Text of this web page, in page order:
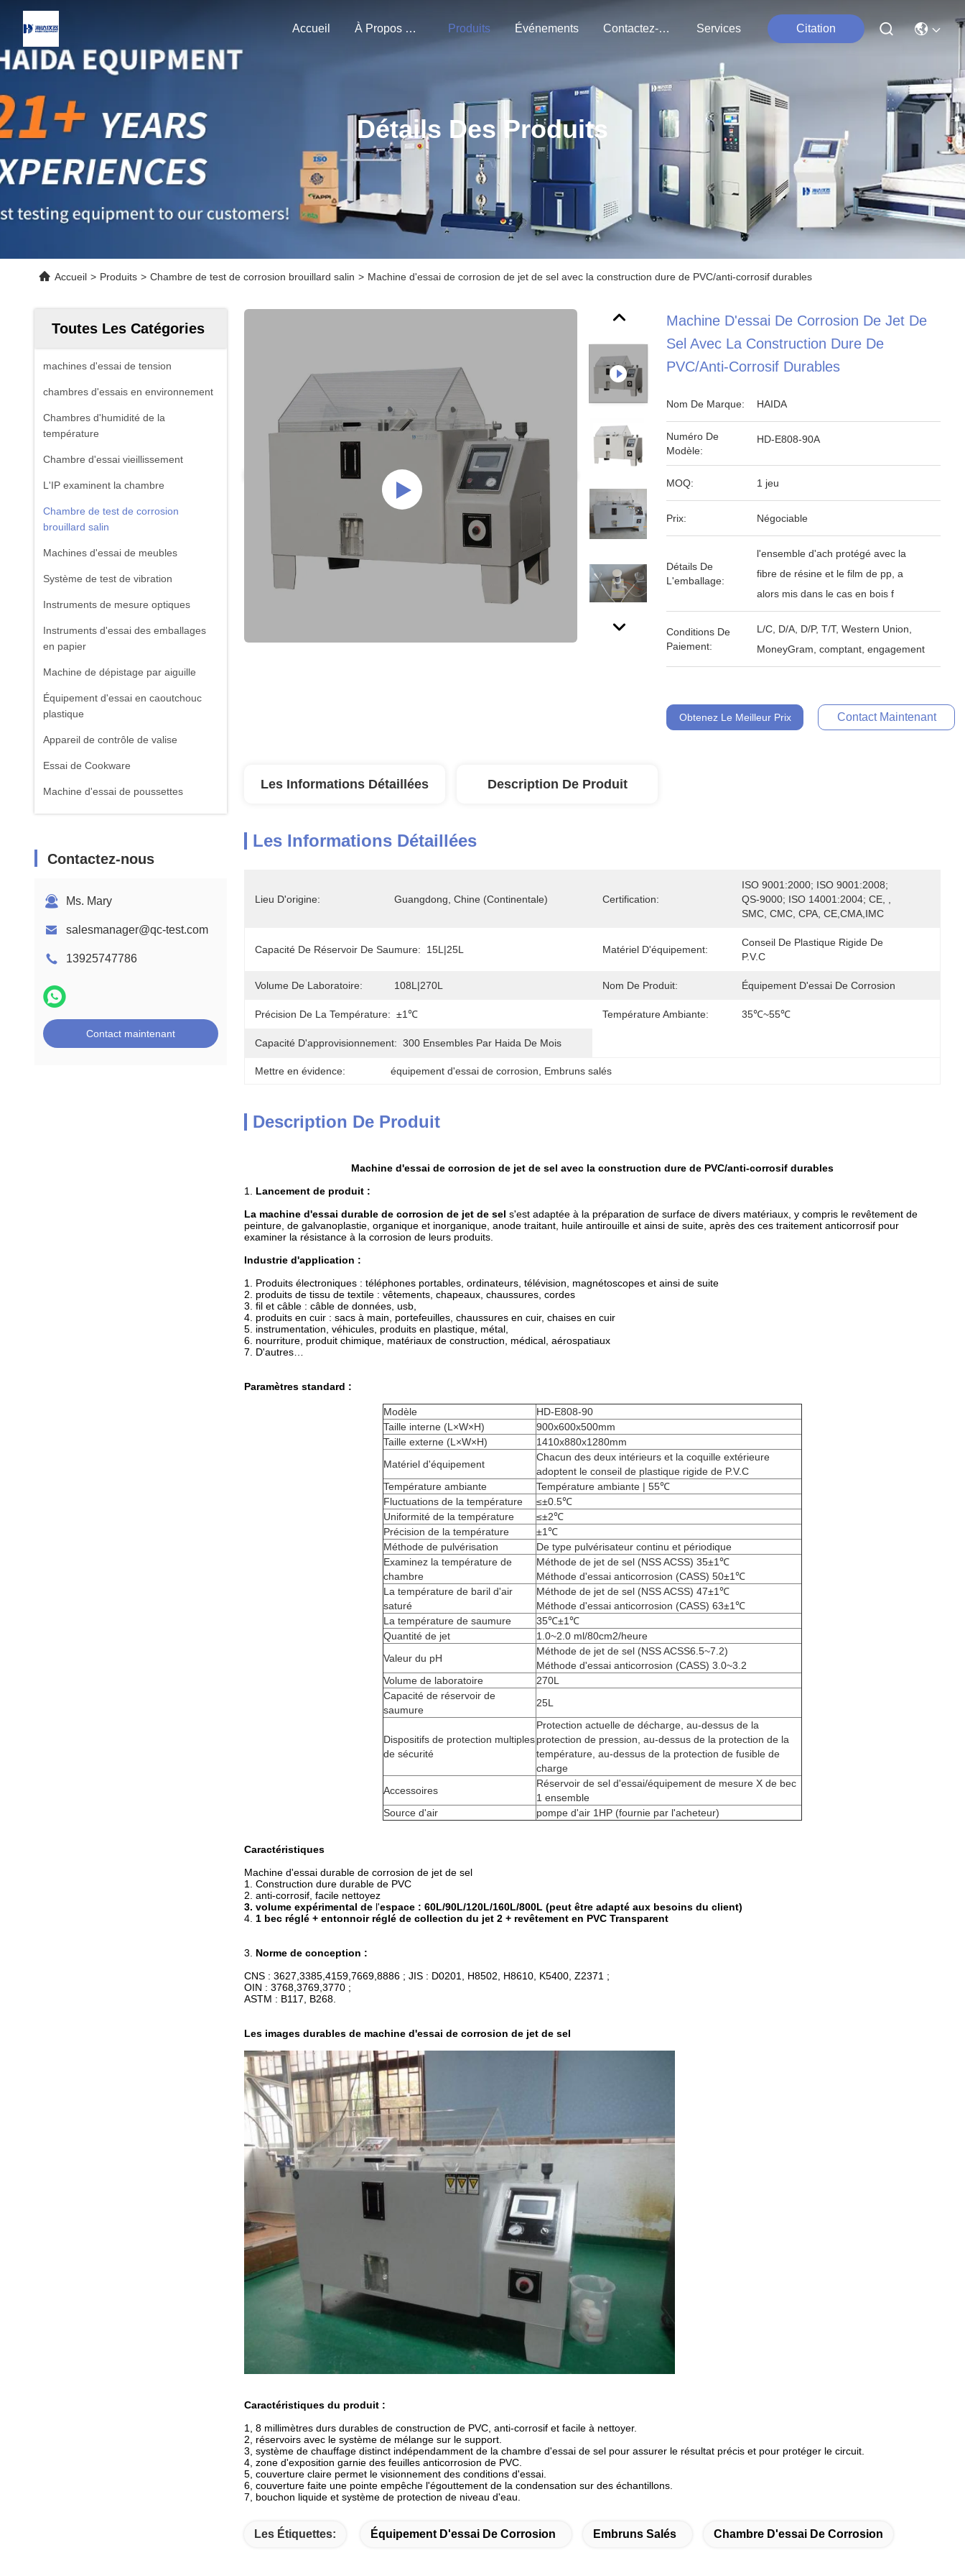
Accueil À Propos De Nous Produits Événements Contactez-Nous Services Citation
Détails Des Produits
Accueil > Produits > Chambre de test de corrosion brouillard salin > Machine d'essai de corrosion de jet de sel avec la construction dure de PVC/anti-corrosif durables
Toutes Les Catégories
machines d'essai de tension
chambres d'essais en environnement
Chambres d'humidité de la
température
Chambre d'essai vieillissement
L'IP examinent la chambre
Chambre de test de corrosion
brouillard salin
Machines d'essai de meubles
Système de test de vibration
Instruments de mesure optiques
Instruments d'essai des emballages
en papier
Machine de dépistage par aiguille
Équipement d'essai en caoutchouc
plastique
Appareil de contrôle de valise
Essai de Cookware
Machine d'essai de poussettes
équipement d'essai de textile
Machine d'analyse chimique
Contactez-nous
Ms. Mary
salesmanager@qc-test.com
13925747786
Contact maintenant
Machine D'essai De Corrosion De Jet De
Sel Avec La Construction Dure De
PVC/anti-Corrosif Durables
Nom De Marque: HAIDA
Numéro De
Modèle:
HD-E808-90A
MOQ: 1 jeu
Prix: Négociable
Détails De
L'emballage:
l'ensemble d'ach protégé avec la
fibre de résine et le film de pp, a
alors mis dans le cas en bois f
Conditions De
Paiement:
L/C, D/A, D/P, T/T, Western Union,
MoneyGram, comptant, engagement
Obtenez Le Meilleur Prix Contact Maintenant
Les Informations Détaillées Description De Produit
Les Informations Détaillées
Lieu D'origine: Guangdong, Chine (continentale) Certification:
ISO 9001:2000; ISO 9001:2008;
QS-9000; ISO 14001:2004; CE, ,
SMC, CMC, CPA, CE,CMA,IMC
Capacité De Réservoir De Saumure: 15L|25L Matériel D'équipement:
Conseil De Plastique Rigide De
P.V.C
Volume De Laboratoire: 108L|270L Nom De Produit: Équipement D'essai De Corrosion
Précision De La Température: ±1℃ Température Ambiante: 35℃~55℃
Capacité D'approvisionnement: 300 Ensembles Par Haida De Mois
Mettre en évidence: équipement d'essai de corrosion Embruns salés
Description De Produit
Machine d'essai de corrosion de jet de sel avec la construction dure de PVC/anti-corrosif durables
1. Lancement de produit :
La machine d'essai durable de corrosion de jet de sel s'est adaptée à la préparation de surface de divers matériaux, y compris le revêtement de
peinture, de galvanoplastie, organique et inorganique, anode traitant, huile antirouille et ainsi de suite, après des ces traitement anticorrosif pour
examiner la résistance à la corrosion de leurs produits.
Industrie d'application :
1. Produits électroniques : téléphones portables, ordinateurs, télévision, magnétoscopes et ainsi de suite
2. produits de tissu de textile : vêtements, chapeaux, chaussures, cordes
3. fil et câble : câble de données, usb,
4. produits en cuir : sacs à main, portefeuilles, chaussures en cuir, chaises en cuir
5. instrumentation, véhicules, produits en plastique, métal,
6. nourriture, produit chimique, matériaux de construction, médical, aérospatiaux
7. D'autres…
Paramètres standard :
Modèle
HD-E808-90
Taille interne (L×W×H)
900x600x500mm
Taille externe (L×W×H)
1410x880x1280mm
Matériel d'équipement
Chacun des deux intérieurs et la coquille extérieure
adoptent le conseil de plastique rigide de P.V.C
Température ambiante
Température ambiante | 55℃
Fluctuations de la température
≤±0.5℃
Uniformité de la température
≤±2℃
Précision de la température
±1℃
Méthode de pulvérisation
De type pulvérisateur continu et périodique
Examinez la température de
chambre
Méthode de jet de sel (NSS ACSS) 35±1℃
Méthode d'essai anticorrosion (CASS) 50±1℃
La température de baril d'air
saturé
Méthode de jet de sel (NSS ACSS) 47±1℃
Méthode d'essai anticorrosion (CASS) 63±1℃
La température de saumure
35℃±1℃
Quantité de jet
1.0~2.0 ml/80cm2/heure
Valeur du pH
Méthode de jet de sel (NSS ACSS6.5~7.2)
Méthode d'essai anticorrosion (CASS) 3.0~3.2
Volume de laboratoire
270L
Capacité de réservoir de
saumure
25L
Dispositifs de protection multiples
de sécurité
Protection actuelle de décharge, au-dessus de la
protection de pression, au-dessus de la protection de la
température, au-dessus de la protection de fusible de
charge
Accessoires
Réservoir de sel d'essai/équipement de mesure X de bec
1 ensemble
Source d'air
pompe d'air 1HP (fournie par l'acheteur)
Caractéristiques
Machine d'essai durable de corrosion de jet de sel
1. Construction dure durable de PVC
2. anti-corrosif, facile nettoyez
3. volume expérimental de l'espace : 60L/90L/120L/160L/800L (peut être adapté aux besoins du client)
4. 1 bec réglé + entonnoir réglé de collection du jet 2 + revêtement en PVC Transparent
3. Norme de conception :
CNS : 3627,3385,4159,7669,8886 ; JIS : D0201, H8502, H8610, K5400, Z2371 ;
OIN : 3768,3769,3770 ;
ASTM : B117, B268.
Les images durables de machine d'essai de corrosion de jet de sel
Caractéristiques du produit :
1, 8 millimètres durs durables de construction de PVC, anti-corrosif et facile à nettoyer.
2, réservoirs avec le système de mélange sur le support.
3, système de chauffage distinct indépendamment de la chambre d'essai de sel pour assurer le résultat précis et pour protéger le circuit.
4, zone d'exposition garnie des feuilles anticorrosion de PVC.
5, couverture claire permet le visionnement des conditions d'essai.
6, couverture faite une pointe empêche l'égouttement de la condensation sur des échantillons.
7, bouchon liquide et système de protection de niveau d'eau.
Les Étiquettes: Équipement D'essai De Corrosion Embruns Salés Chambre D'essai De Corrosion